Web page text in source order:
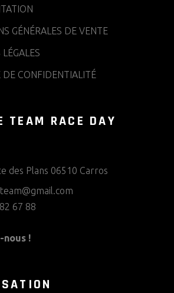
GÉNÉRALES DE VENTE
DE CONFIDENTIALITÉ
TEAM RACE DAY
des Plans 06510 Carros
67 88
nous !